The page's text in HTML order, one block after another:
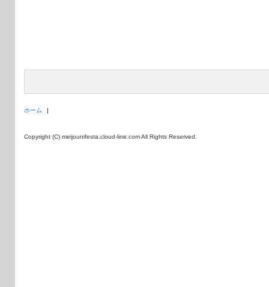
ホーム
Copyright (C) meijounifesta.cloud-line.com All Rights Reserved.